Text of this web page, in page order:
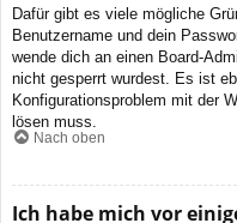
Dafür gibt es viele mögliche
Benutzername und dein
wende dich an einen Board-
nicht gesperrt wurdest. Es ist
Konfigurationsproblem mit der
lösen muss.
Nach oben
Ich habe mich vor